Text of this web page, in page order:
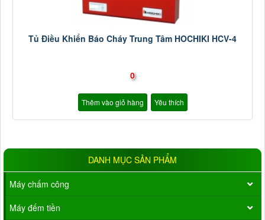
Tủ Điều Khiển Báo Cháy Trung Tâm HOCHIKI HCV-4
0
Thêm vào giỏ hàng Yêu thích
DANH MỤC SẢN PHẨM
Máy chấm công
Máy đếm tiền